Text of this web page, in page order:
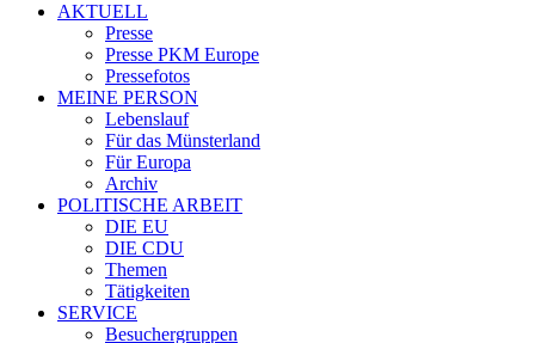
AKTUELL
Presse
Presse PKM Europe
Pressefotos
MEINE PERSON
Lebenslauf
Für das Münsterland
Für Europa
Archiv
POLITISCHE ARBEIT
DIE EU
DIE CDU
Themen
Tätigkeiten
SERVICE
Besuchergruppen